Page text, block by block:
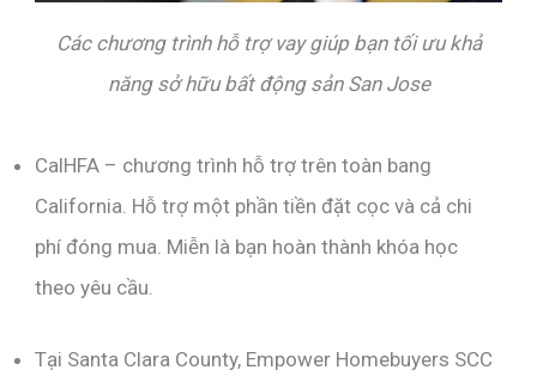
Các chương trình hỗ trợ vay giúp bạn tối ưu khả
năng sở hữu bất động sản San Jose
CalHFA – chương trình hỗ trợ trên toàn bang
California. Hỗ trợ một phần tiền đặt cọc và cả chi
phí đóng mua. Miễn là bạn hoàn thành khóa học
theo yêu cầu.
Tại Santa Clara County, Empower Homebuyers SCC